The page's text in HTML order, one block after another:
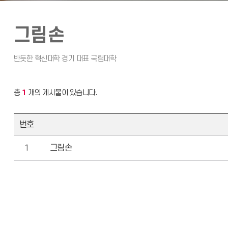
그림손
총 1 개의 게시물이 있습니다.
번호
1 그림손